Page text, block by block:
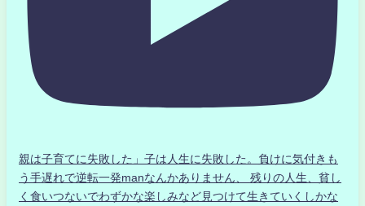
親は子育てに失敗した」子は人生に失敗した。負けに気付きも
う手遅れで逆転一発manなんかありません、 残りの人生、貧し
く食いつないでわずかな楽しみなど見つけて生きていくしかな